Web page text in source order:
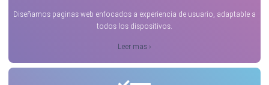
Diseñamos paginas web enfocados a experiencia de usuario, adaptable a
todos los dispositivos.
Leer mas ›